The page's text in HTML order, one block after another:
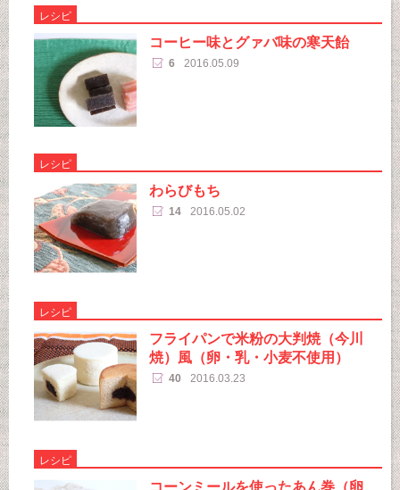
レシピ
コーヒー味とグァバ味の寒天飴
6 2016.05.09
レシピ
わらびもち
14 2016.05.02
レシピ
フライパンで米粉の大判焼（今川
焼）風（卵・乳・小麦不使用）
40 2016.03.23
レシピ
コーンミールを使ったあん巻（卵、